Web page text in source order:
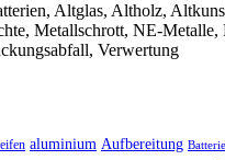
Altglas, Altholz,
Metallschrott, NE-
Verwertung
aluminium Aufbereitung